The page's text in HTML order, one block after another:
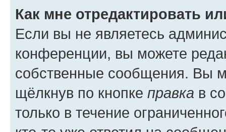
Как мне отредактировать
Если вы не являетесь
конференции, вы можете
собственные сообщения. Вы
щёлкнув по кнопке правка в
только в течение